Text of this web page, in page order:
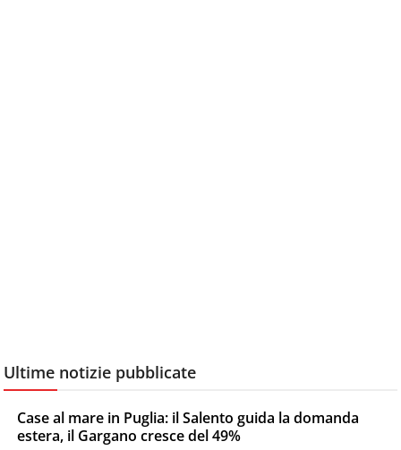
Ultime notizie pubblicate
Case al mare in Puglia: il Salento guida la domanda
estera, il Gargano cresce del 49%